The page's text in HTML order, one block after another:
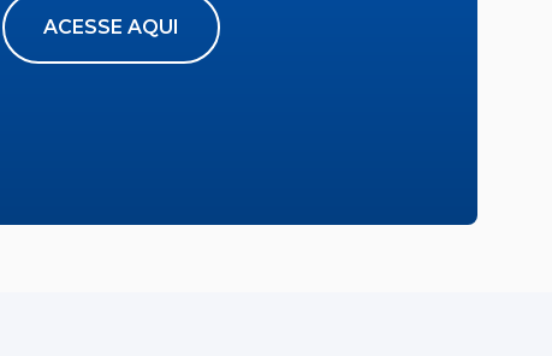
ACESSE AQUI